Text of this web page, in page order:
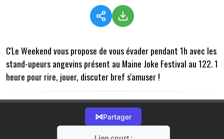
C'Le Weekend vous propose de vous évader pendant 1h avec les
stand-upeurs angevins présent au Maine Joke Festival au 122. 1
heure pour rire, jouer, discuter bref s'amuser !
⋈Partager